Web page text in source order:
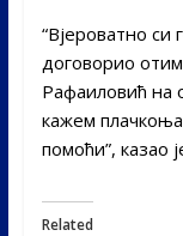
“Вјероватно си
договорио
Рафаиловић на
кажем
помоћи”, казао
Related